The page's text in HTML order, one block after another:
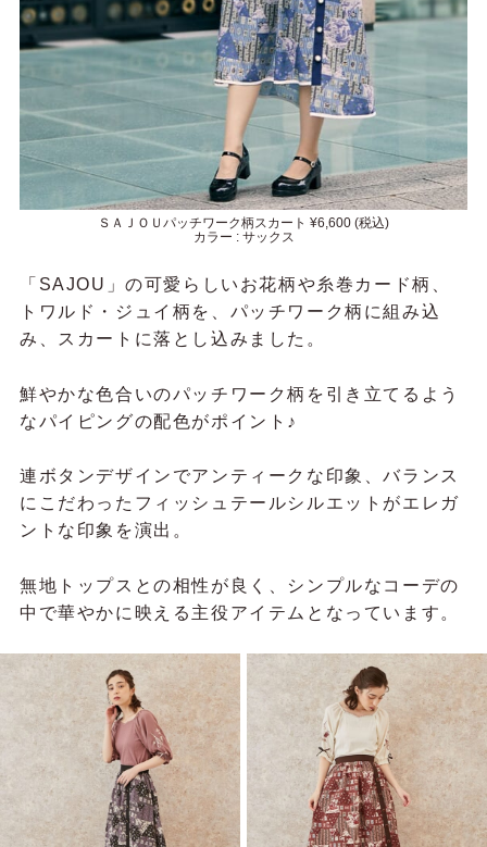
ＳＡＪＯＵパッチワーク柄スカート ¥6,600 (税込)
カラー : サックス
「SAJOU」の可愛らしいお花柄や糸巻カード柄、
トワルド・ジュイ柄を、パッチワーク柄に組み込
み、スカートに落とし込みました。
鮮やかな色合いのパッチワーク柄を引き立てるよう
なパイピングの配色がポイント♪
連ボタンデザインでアンティークな印象、バランス
にこだわったフィッシュテールシルエットがエレガ
ントな印象を演出。
無地トップスとの相性が良く、 シンプルなコーデの
中で華やかに映える主役アイテムとなっています。